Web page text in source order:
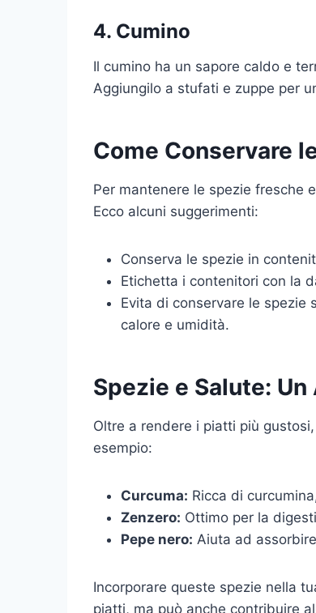
4. Cumino
Il cumino ha un sapore caldo e
Aggiungilo a stufati e zuppe per
Come Conservare
Per mantenere le spezie fresche
Ecco alcuni suggerimenti:
Conserva le spezie in
Etichetta i contenitori con la
Evita di conservare le spezie
calore e umidità.
Spezie e Salute:
Oltre a rendere i piatti più
esempio:
Curcuma: Ricca di
Zenzero: Ottimo per la
Pepe nero: Aiuta ad
Incorporare queste spezie nella
piatti, ma può anche contribuire